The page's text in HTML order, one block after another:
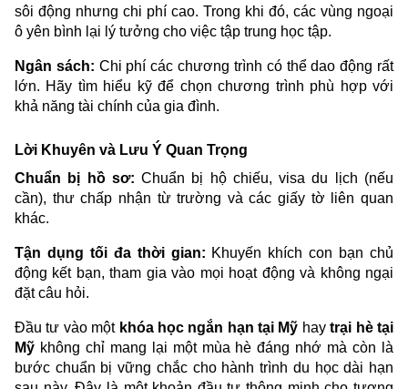
sôi động nhưng chi phí cao. Trong khi đó, các vùng ngoại
ô yên bình lại lý tưởng cho việc tập trung học tập.
Ngân sách: Chi phí các chương trình có thể dao động rất
lớn. Hãy tìm hiểu kỹ để chọn chương trình phù hợp với
khả năng tài chính của gia đình.
Lời Khuyên và Lưu Ý Quan Trọng
Chuẩn bị hồ sơ: Chuẩn bị hộ chiếu, visa du lịch (nếu
cần), thư chấp nhận từ trường và các giấy tờ liên quan
khác.
Tận dụng tối đa thời gian: Khuyến khích con bạn chủ
động kết bạn, tham gia vào mọi hoạt động và không ngại
đặt câu hỏi.
Đầu tư vào một khóa học ngắn hạn tại Mỹ haytrại hè tại
Mỹ không chỉ mang lại một mùa hè đáng nhớ mà còn là
bước chuẩn bị vững chắc cho hành trình du học dài hạn